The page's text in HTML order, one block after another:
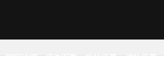
国家地理 历史军事 动物世界 植物世界